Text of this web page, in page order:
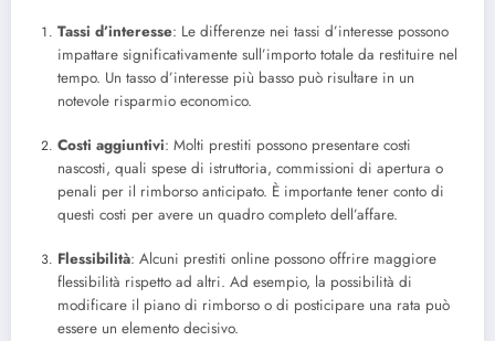
Tassi d’interesse: Le differenze nei tassi d’interesse possono
impattare significativamente sull’importo totale da restituire nel
tempo. Un tasso d’interesse più basso può risultare in un
notevole risparmio economico.
Costi aggiuntivi: Molti prestiti possono presentare costi
nascosti, quali spese di istruttoria, commissioni di apertura o
penali per il rimborso anticipato. È importante tener conto di
questi costi per avere un quadro completo dell’affare.
Flessibilità: Alcuni prestiti online possono offrire maggiore
flessibilità rispetto ad altri. Ad esempio, la possibilità di
modificare il piano di rimborso o di posticipare una rata può
essere un elemento decisivo.